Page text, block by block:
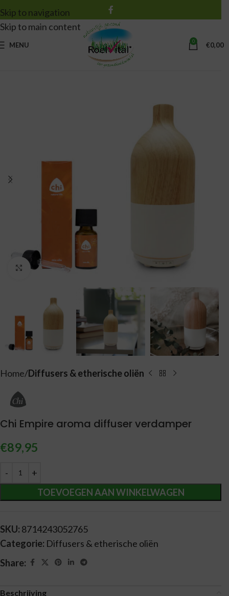
Skip to navigation
Skip to main content
MENU 0 €0,00
Vergroten
Home Diffusers & etherische oliën
Chi Empire aroma diffuser verdamper
€89,95
TOEVOEGEN AAN WINKELWAGEN
Alternative:
SKU: 8714243052765
Categorie: Diffusers & etherische oliën
Share:
Beschrijving